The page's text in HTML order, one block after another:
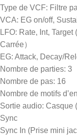
Type de VCF: Filtre
VCA: EG on/off,
LFO: Rate, Int,
Carrée）
EG: Attack, Decay/
Nombre de parties: 3
Nombre de pas: 16
Nombre de motifs
Sortie audio: Casque
Sync
Sync In (Prise mini